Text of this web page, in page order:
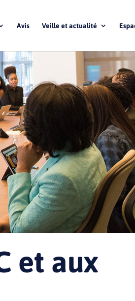
Avis Veille et actualité
et aux